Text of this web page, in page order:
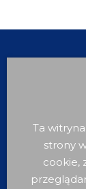
Ta
strony
cookie,